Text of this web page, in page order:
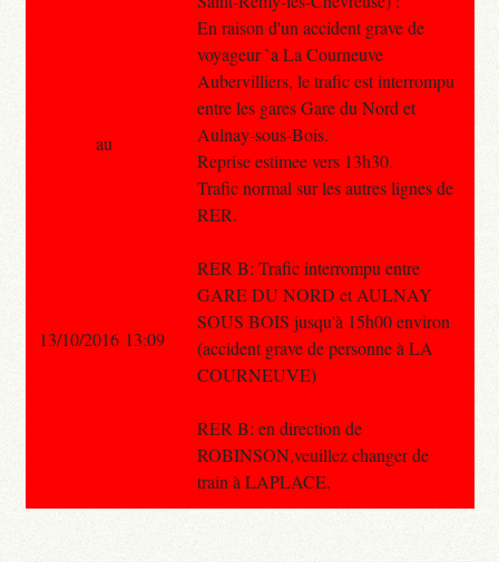
En raison d'un accident grave de
voyageur `a La Courneuve
Aubervilliers, le trafic est interrompu
entre les gares Gare du Nord et
Aulnay-sous-Bois.
Reprise estimee vers 13h30.
Trafic normal sur les autres lignes de
RER.
RER B: Trafic interrompu entre
GARE DU NORD et AULNAY
SOUS BOIS jusqu'à 15h00 environ
(accident grave de personne à LA
COURNEUVE)
RER B: en direction de
ROBINSON,veuillez changer de
train à LAPLACE.
au
13/10/2016 13:09